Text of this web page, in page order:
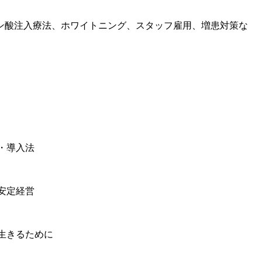
注入療法、ホワイトニング、スタッフ雇用、増患対策な
導入法
定経営
きるために